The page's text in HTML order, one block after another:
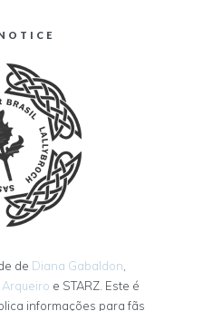
de Diana Gabaldon,
e STARZ. Este é
informações para fãs